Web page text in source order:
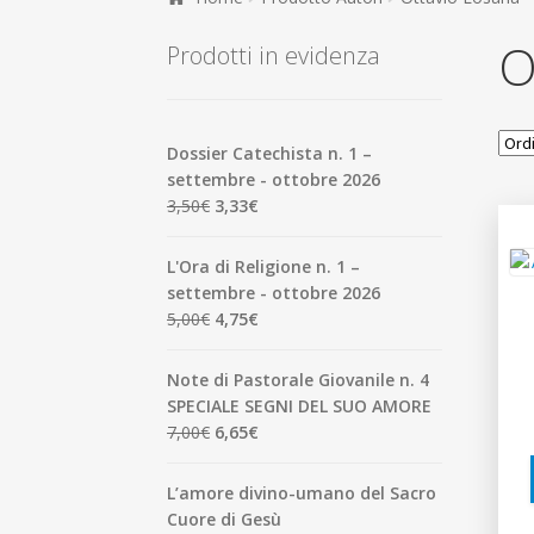
Prodotti in evidenza
Dossier Catechista n. 1 –
settembre - ottobre 2026
3,50€ Il
originale
era:
3,50€.
3,33€
attuale
è:
L'Ora di Religione n. 1 –
settembre - ottobre 2026
5,00€ Il
originale
era:
5,00€.
4,75€
attuale
è:
Note di Pastorale Giovanile n. 4
SPECIALE SEGNI DEL SUO AMORE
7,00€ Il
originale
era:
6,65€
attuale
L’amore divino-umano del Sacro
Cuore di Gesù